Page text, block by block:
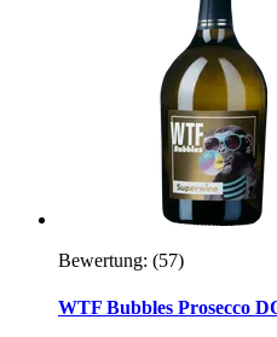
Bewertung: (57)
WTF Bubbles Prosecco